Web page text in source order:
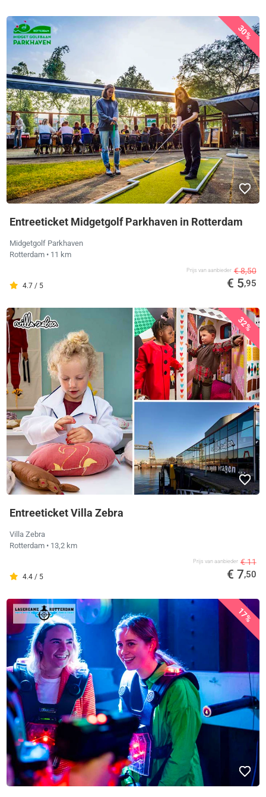
30%
Entreeticket Midgetgolf Parkhaven in Rotterdam
Midgetgolf Parkhaven
Rotterdam • 11 km
4.7 / 5
Prijs van aanbieder € 8,50
€ 5,95
32%
Entreeticket Villa Zebra
Villa Zebra
Rotterdam • 13,2 km
4.4 / 5
Prijs van aanbieder € 11
€ 7,50
17%